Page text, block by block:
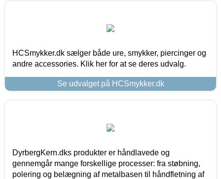
HCSmykker.dk sælger både ure, smykker, piercinger og
andre accessories. Klik her for at se deres udvalg.
Se udvalget på HCSmykker.dk
DyrbergKern.dks produkter er håndlavede og
gennemgår mange forskellige processer: fra støbning,
polering og belægning af metalbasen til håndfletning af